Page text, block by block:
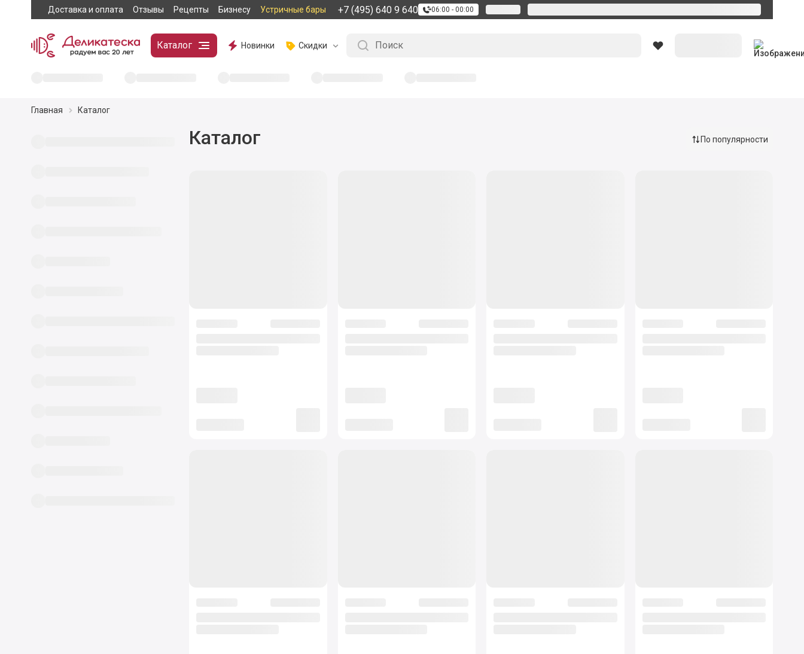
Доставка и оплата Отзывы Рецепты Бизнесу Устричные бары +7 (495) 640 9 640 06:00 - 00:00
Каталог Новинки Скидки
Главная Каталог
Каталог По популярности